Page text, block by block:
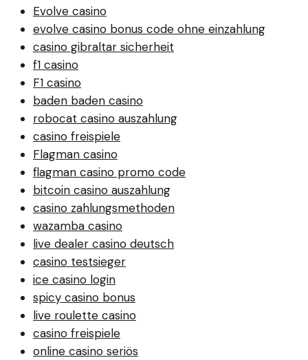
Evolve casino
evolve casino bonus code ohne einzahlung
casino gibraltar sicherheit
f1 casino
F1 casino
baden baden casino
robocat casino auszahlung
casino freispiele
Flagman casino
flagman casino promo code
bitcoin casino auszahlung
casino zahlungsmethoden
wazamba casino
live dealer casino deutsch
casino testsieger
ice casino login
spicy casino bonus
live roulette casino
casino freispiele
online casino seriös